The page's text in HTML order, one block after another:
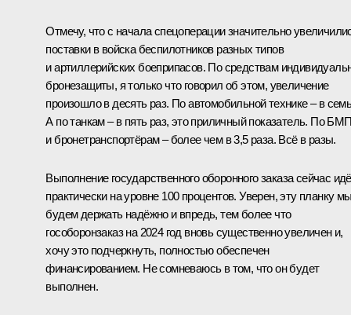
Отмечу, что с начала спецоперации значительно
поставки в войска беспилотников разных типов
и артиллерийских боеприпасов. По средствам
бронезащиты, я только что говорил об этом, увеличение
произошло в десять раз. По автомобильной технике – в
А по танкам – в пять раз, это приличный показатель. По
и бронетранспортёрам – более чем в 3,5 раза. Всё в разы.
Выполнение государственного оборонного заказа сейчас
практически на уровне 100 процентов. Уверен, эту планку
будем держать надёжно и впредь, тем более что
гособоронзаказ на 2024 год вновь существенно увеличен и,
хочу это подчеркнуть, полностью обеспечен
финансированием. Не сомневаюсь в том, что он будет
выполнен.